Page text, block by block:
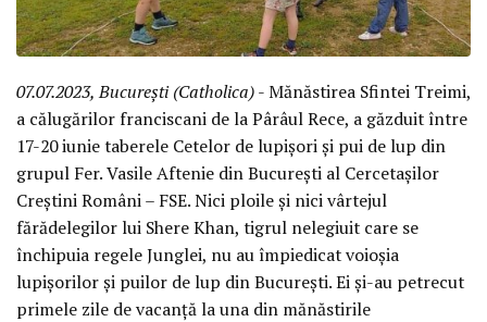
07.07.2023, București (Catholica)- Mănăstirea Sfintei Treimi,
a călugărilor franciscani de la Pârâul Rece, a găzduit între
17-20 iunie taberele Cetelor de lupișori și pui de lup din
grupul Fer. Vasile Aftenie din București al Cercetașilor
Creștini Români – FSE. Nici ploile și nici vârtejul
fărădelegilor lui Shere Khan, tigrul nelegiuit care se
închipuia regele Junglei, nu au împiedicat voioșia
lupișorilor și puilor de lup din București. Ei și-au petrecut
primele zile de vacanță la una din mănăstirile